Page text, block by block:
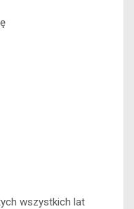
wszystkich lat